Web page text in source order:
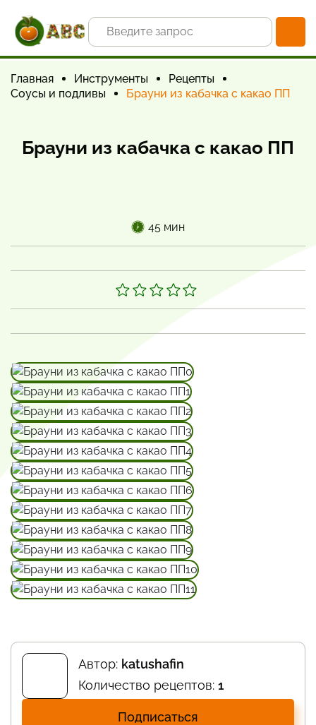
Главная Инструменты
Рецепты
Соусы и подливы
Брауни из кабачка с какао ПП
Брауни из кабачка с какао ПП
45 мин
Автор: katushafin
Количество рецептов: 1
Подписаться